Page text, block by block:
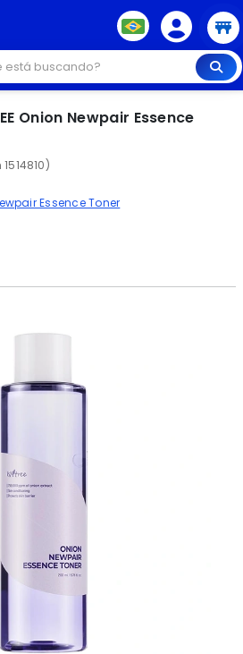
Onion Newpair Essence
Essence Toner